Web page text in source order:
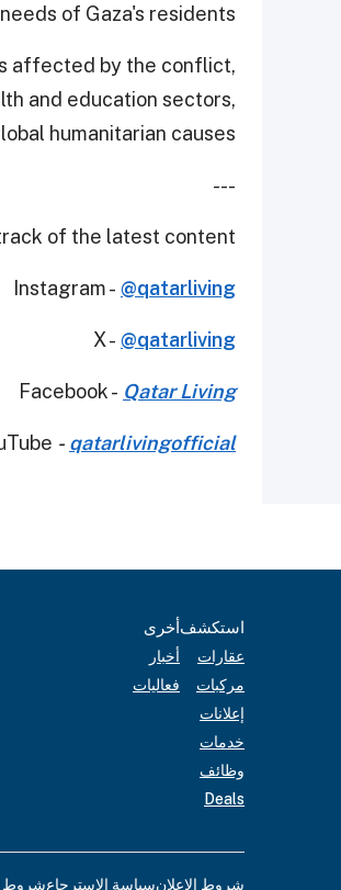
of Gaza's residents.
affected by the conflict,
and education sectors,
humanitarian causes.
---
of the latest content.
Instagram - @qatarliving
X - @qatarliving
Facebook - Qatar Living
- qatarlivingofficial
استكشف
عقارات
مركبات
إعلانات
خدمات
وظائف
Deals
أخرى
أخبار
فعاليات
شروط الإعلانسياسة الاسترجاعشروط